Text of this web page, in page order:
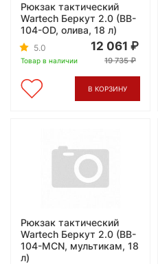
Рюкзак тактический
Wartech Беркут 2.0 (BB-
104-OD, олива, 18 л)
5.0
Товар в наличии
12 061
19 735
В КОРЗИНУ
Рюкзак тактический
Wartech Беркут 2.0 (BB-
104-MCN, мультикам, 18
л)